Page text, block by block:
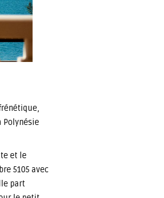
Polynésie
et le
5105 avec
part